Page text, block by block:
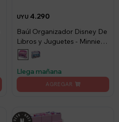
UYU 4.290
Baúl Organizador Disney De
Libros y Juguetes - Minnie
Mouse
Llega mañana